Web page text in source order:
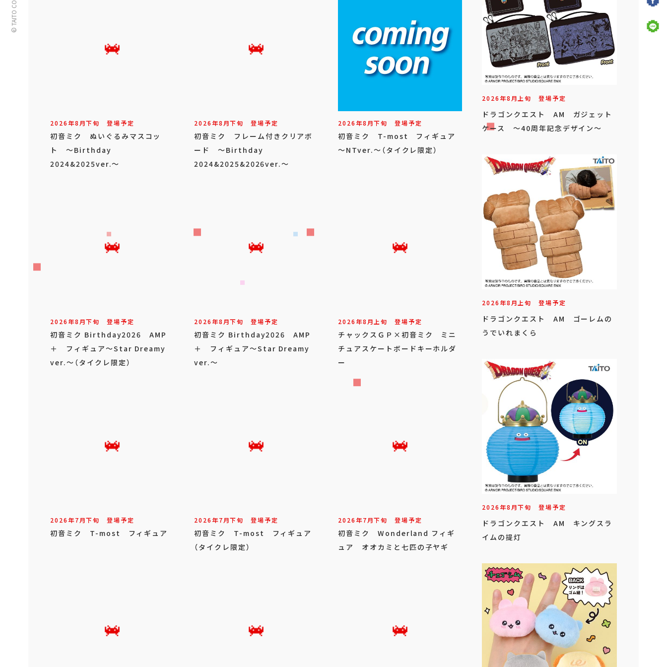
2026年8月下旬 登場予定
初音ミク ぬいぐるみマスコッ
ト ～Birthday
2024&2025ver.～
2026年8月下旬 登場予定
初音ミク フレーム付きクリアボ
ード ～Birthday
2024&2025&2026ver.～
2026年8月下旬 登場予定
初音ミク T-most フィギュア
～NTver.～（タイクレ限定）
2026年8月下旬 登場予定
初音ミク Birthday2026 AMP
＋ フィギュア～Star Dreamy
ver.～（タイクレ限定）
2026年8月下旬 登場予定
初音ミク Birthday2026 AMP
＋ フィギュア～Star Dreamy
ver.～
2026年8月上旬 登場予定
チャックスＧＰ×初音ミク ミニ
チュアスケートボードキーホルダ
ー
2026年7月下旬 登場予定
初音ミク T-most フィギュア
2026年7月下旬 登場予定
初音ミク T-most フィギュア
（タイクレ限定）
2026年7月下旬 登場予定
初音ミク Wonderland フィギ
ュア オオカミと七匹の子ヤギ
2026年8月上旬 登場予定
ドラゴンクエスト AM ガジェット
ケース ～40周年記念デザイン～
2026年8月上旬 登場予定
ドラゴンクエスト AM ゴーレムの
うでいれまくら
2026年8月下旬 登場予定
ドラゴンクエスト AM キングスラ
イムの提灯